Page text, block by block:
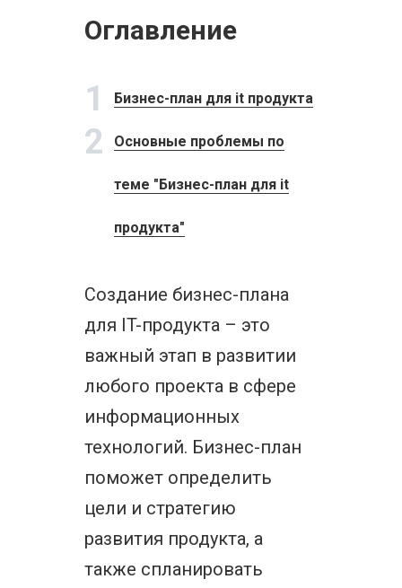
Оглавление
1 Бизнес-план для it продукта
2 Основные проблемы по
теме "Бизнес-план для it
продукта"
Создание бизнес-плана
для IT-продукта – это
важный этап в развитии
любого проекта в сфере
информационных
технологий. Бизнес-план
поможет определить
цели и стратегию
развития продукта, а
также спланировать